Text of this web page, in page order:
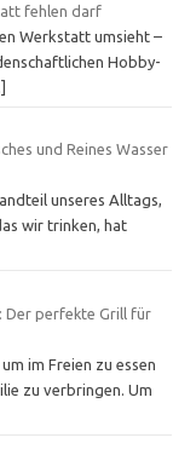
fehlen darf
Werkstatt umsieht –
Hobby-
und Reines Wasser
unseres Alltags,
wir trinken, hat
Der perfekte Grill für
im Freien zu essen
zu verbringen. Um